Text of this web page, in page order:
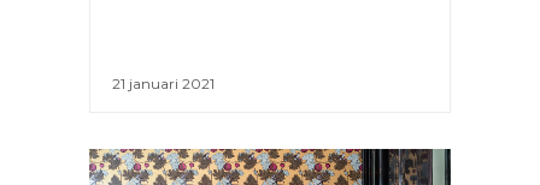
21 januari 2021